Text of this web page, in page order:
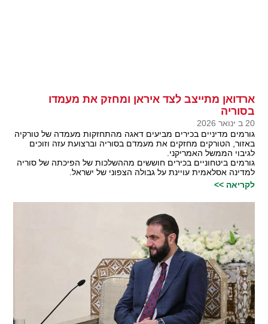
ארדואן מתייצב לצד איראן ומחזק את מעמדו
בסוריה
20 ב ינואר 2026
גורמים מדיניים בכירים מביעים דאגה מהתחזקות מעמדה של טורקיה
באזור, הטורקים מחזקים את מעמדם בסוריה וברצועת עזה וזוכים
לגיבוי הממשל האמריקני.
גורמים ביטחוניים בכירים חוששים מההשלכות של הפיכתה של סוריה
למדינה אסלאמית עויינת על גבולה הצפוני של ישראל.
לקריאה >>